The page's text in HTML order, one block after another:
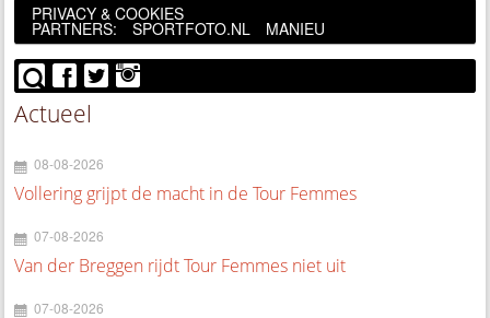
PRIVACY & COOKIES
PARTNERS: SPORTFOTO.NL MANIEU
Actueel
08-08-2026
Vollering grijpt de macht in de Tour Femmes
07-08-2026
Van der Breggen rijdt Tour Femmes niet uit
07-08-2026